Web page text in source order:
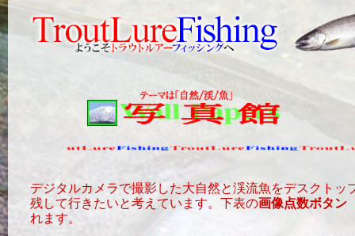
デジタルカメラで撮影した大自然と渓流魚をデスクト
残して行きたいと考えています。下表の画像点数ボタン
れます。